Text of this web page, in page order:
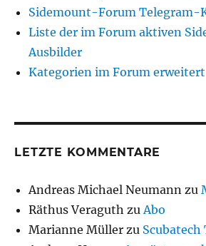
Sidemount-Forum Telegram-
Liste der im Forum aktiven
Ausbilder
Kategorien im Forum erweitert
LETZTE KOMMENTARE
Andreas Michael Neumann zu
Räthus Veraguth zu Abo
Marianne Müller zu Scubatech